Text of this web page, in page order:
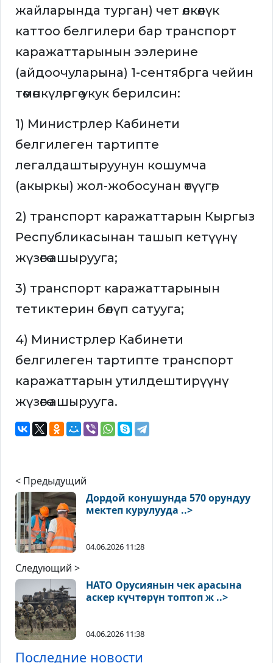
жайларында турган) чет өлкөлүк
каттоо белгилери бар транспорт
каражаттарынын ээлерине
(айдоочуларына) 1-сентябрга чейин
төмөнкүлөргө укук берилсин:
1) Министрлер Кабинети
белгилеген тартипте
легалдаштыруунун кошумча
(акыркы) жол-жобосунан өтүүгө;
2) транспорт каражаттарын Кыргыз
Республикасынан ташып кетүүнү
жүзөгө ашырууга;
3) транспорт каражаттарынын
тетиктерин бөлүп сатууга;
4) Министрлер Кабинети
белгилеген тартипте транспорт
каражаттарын утилдештирүүнү
жүзөгө ашырууга.
< Предыдущий
Дордой конушунда 570 орундуу
мектеп курулууда ..>
04.06.2026 11:28
Следующий >
НАТО Орусиянын чек арасына
аскер күчтөрүн топтоп ж ..>
04.06.2026 11:38
Последние новости